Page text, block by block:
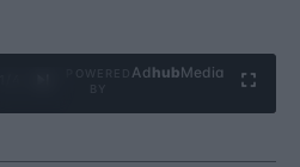
Ad hubMedia